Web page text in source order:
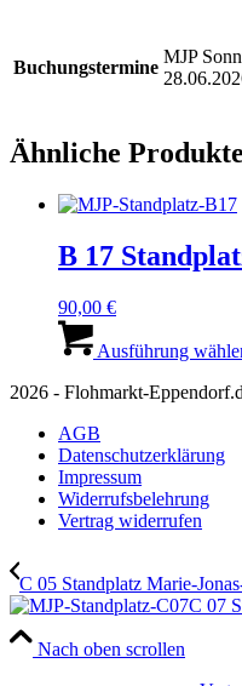
Buchungstermine
MJP
Ähnliche Produkte
B 17
90,00 €
Ausführung
2026 - Flohmarkt-
AGB
Datenschutzerklärung
Impressum
Widerrufsbelehrung
Vertrag widerrufen
C 05 Standplatz Marie-
C 07
Nach oben scrollen